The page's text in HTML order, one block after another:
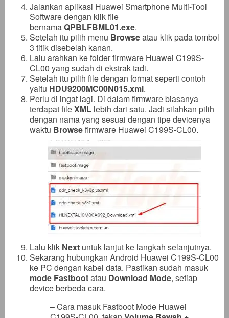
Jalankan aplikasi Huawei Smartphone Multi-Tool
Software dengan klik file
bernamaQPBLFBML01.exe.
Setelah itu pilih menu Browseatau klik pada tombol
3 titik disebelah kanan.
Lalu arahkan ke folder firmware Huawei C199S-
CL00 yang sudah di ekstrak tadi.
Setelah itu pilih file dengan format seperti contoh
yaitu HDU9200MC00N015.xml.
Perlu di ingat lagi. Di dalam firmware biasanya
terdapat fileXMLlebih dari satu. Jadi silahkan pilih
dengan nama yang sesuai dengan tipe devicenya
waktu Browsefirmware Huawei C199S-CL00.
Lalu klik Nextuntuk lanjut ke langkah selanjutnya.
Sekarang hubungkan Android Huawei C199S-CL00
ke PC dengan kabel data. Pastikan sudah masuk
mode Fastbootatau Download Mode, setiap
device berbeda cara.
– Cara masuk Fastboot Mode Huawei